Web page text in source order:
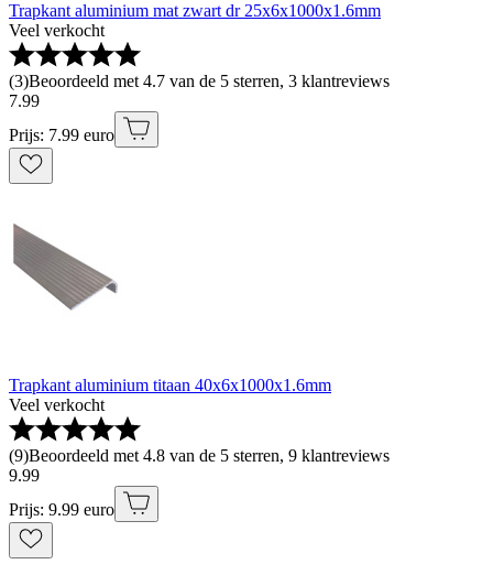
Trapkant aluminium mat zwart dr 25x6x1000x1.6mm
Veel verkocht
(3)Beoordeeld met 4.7 van de 5 sterren, 3 klantreviews
7.99
Prijs: 7.99 euro
Trapkant aluminium titaan 40x6x1000x1.6mm
Veel verkocht
(9)Beoordeeld met 4.8 van de 5 sterren, 9 klantreviews
9.99
Prijs: 9.99 euro